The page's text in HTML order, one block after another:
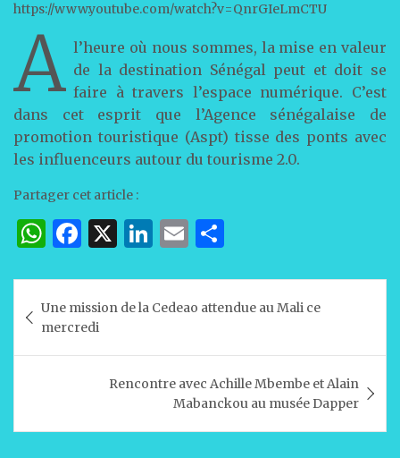
https://www.youtube.com/watch?v=QnrGIeLmCTU
A l’heure où nous sommes, la mise en valeur
de la destination Sénégal peut et doit se
faire à travers l’espace numérique. C’est
dans cet esprit que l’Agence sénégalaise de
promotion touristique (Aspt) tisse des ponts avec
les influenceurs autour du tourisme 2.0.
Partager cet article :
W
at
s
A
F
c
e
b
k
X
Li
k
e
dI
n
E
ai
l
ta
g
er
de
l’article
Une mission de la Cedeao attendue au Mali ce
mercredi
Rencontre avec Achille Mbembe et Alain
Mabanckou au musée Dapper